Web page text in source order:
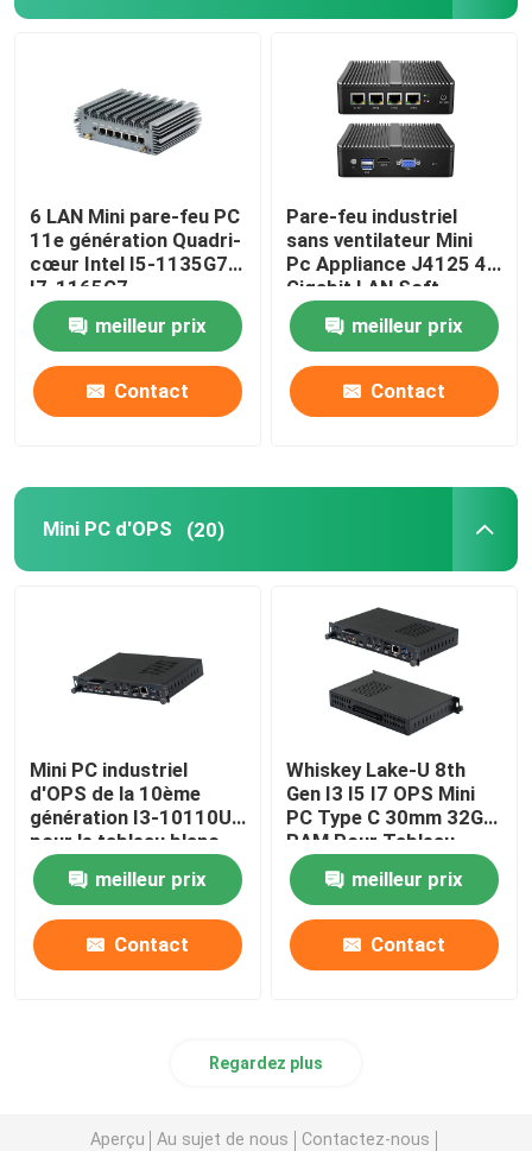
6 LAN Mini pare-feu PC
11e génération Quadri-
cœur Intel I5-1135G7
I7-1165G7
meilleur prix
Contact
Pare-feu industriel
sans ventilateur Mini
Pc Appliance J4125 4
Gigabit LAN Soft
Router Support
PFsensemeilleur prix
Contact
Mini PC d'OPS (20)
Mini PC industriel
d'OPS de la 10ème
génération I3-10110U
pour le tableau blanc
d'enseignement de
salle de classe
meilleur prix
Contact
Whiskey Lake-U 8th
Gen I3 I5 I7 OPS Mini
PC Type C 30mm 32G
RAM Pour Tableau
Blanc Scolaire
meilleur prix
Contact
Regardez plus
Aperçu Au sujet de nous Contactez-nous